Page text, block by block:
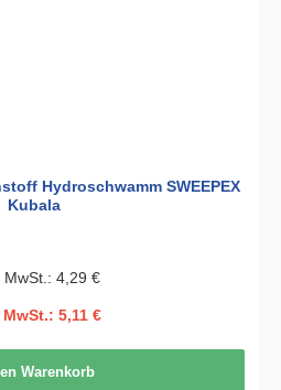
Hydroschwamm SWEEPEX
Kubala
MwSt.: 4,29 €
5,11 €
Warenkorb